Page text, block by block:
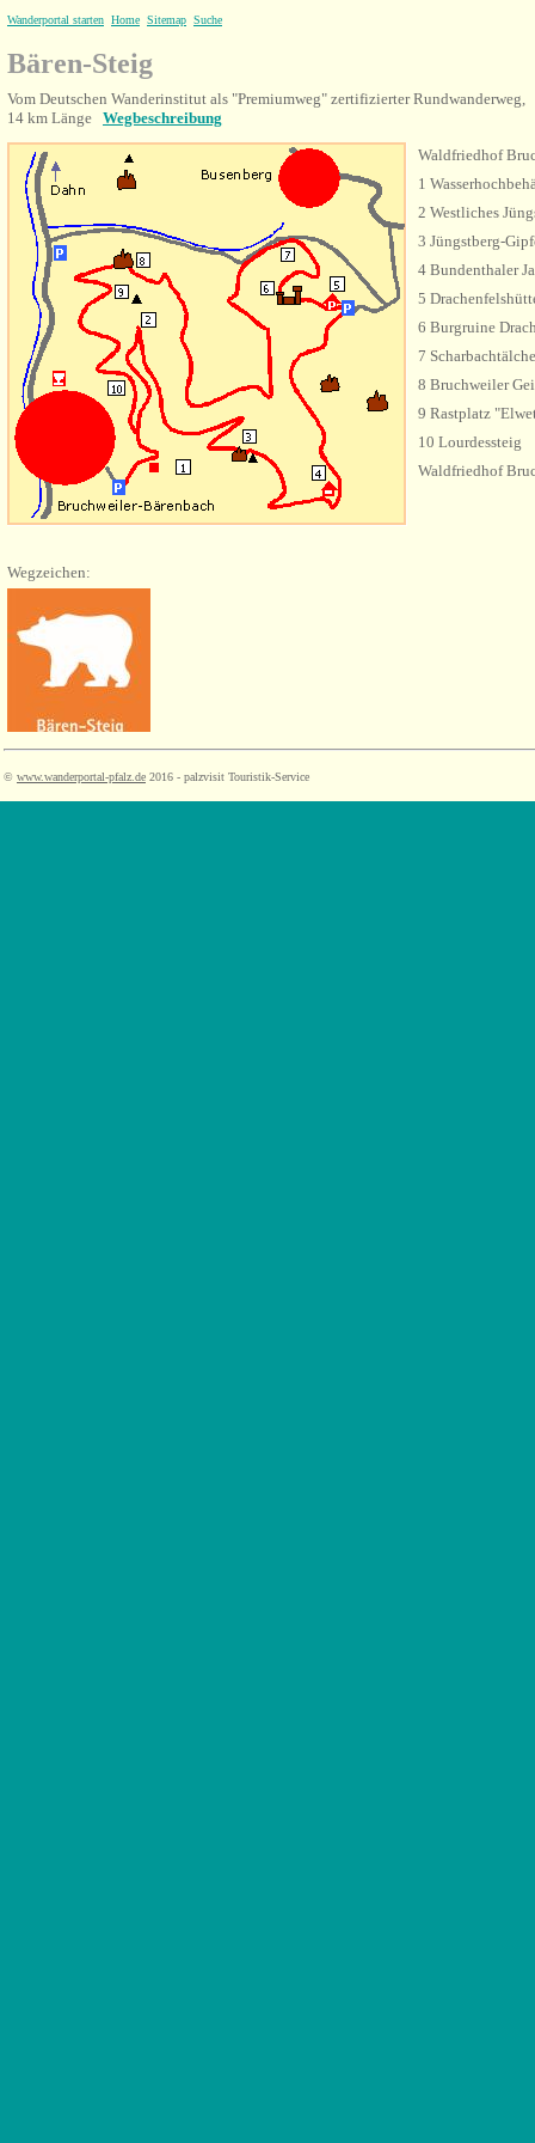
Wanderportal starten Home Sitemap Suche
Bären-Steig
Vom Deutschen Wanderinstitut als "Premiumweg" zertifizierter Rundwanderweg,
14 km Länge Wegbeschreibung
Waldfriedhof
1
2 Westliches
3 Jüngstberg-
4 Bundenthaler
5
6 Burgruine
7
8 Bruchweiler
9 Rastplatz
10 Lourdessteig
Waldfriedhof
Wegzeichen:
© www.wanderportal-pfalz.de 2016 - palzvisit Touristik-Service